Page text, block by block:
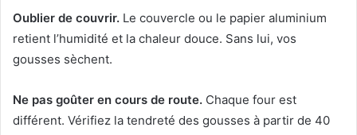
Oublier de couvrir. Le couvercle ou le papier aluminium
retient l’humidité et la chaleur douce. Sans lui, vos
gousses sèchent.
Ne pas goûter en cours de route. Chaque four est
différent. Vérifiez la tendreté des gousses à partir de 40